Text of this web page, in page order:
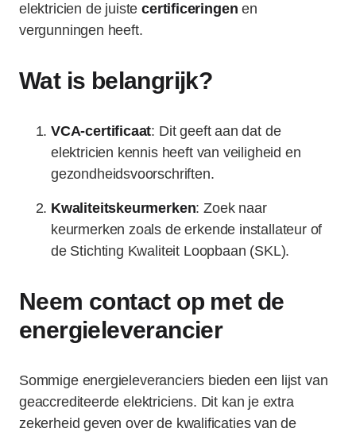
elektricien de juistecertificeringen en
vergunningen heeft.
Wat is belangrijk?
VCA-certificaat: Dit geeft aan dat de
elektricien kennis heeft van veiligheid en
gezondheidsvoorschriften.
Kwaliteitskeurmerken: Zoek naar
keurmerken zoals de erkende installateur of
de Stichting Kwaliteit Loopbaan (SKL).
Neem contact op met de
energieleverancier
Sommige energieleveranciers bieden een lijst van
geaccrediteerde elektriciens. Dit kan je extra
zekerheid geven over de kwalificaties van de